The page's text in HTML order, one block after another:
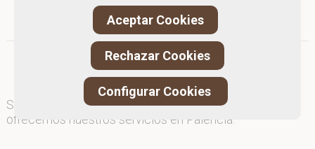
lunes.
Somos especialistas en Outlet de deportivas
ofrecemos nuestros servicios en Palencia.
Aceptar Cookies
Rechazar Cookies
Configurar Cookies